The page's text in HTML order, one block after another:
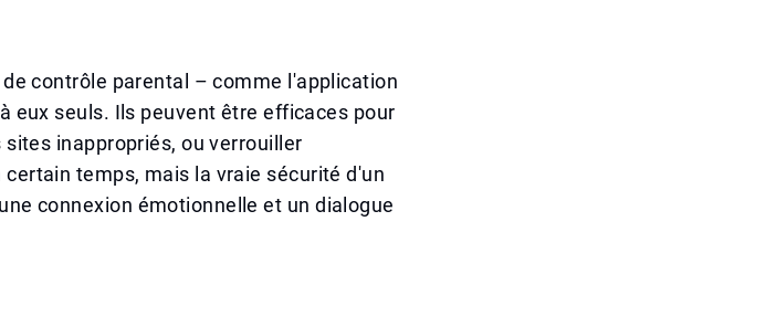
contrôle parental – comme l'application
eux seuls. Ils peuvent être efficaces pour
inappropriés, ou verrouiller
temps, mais la vraie sécurité d'un
connexion émotionnelle et un dialogue